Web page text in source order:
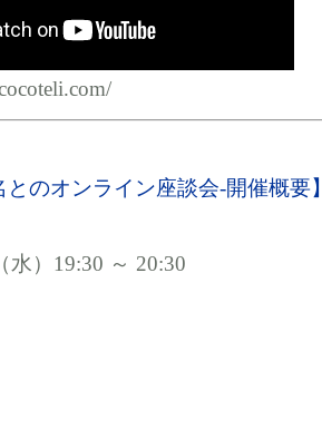
とのオンライン座談会-開催概要】
水）19:30 ～ 20:30